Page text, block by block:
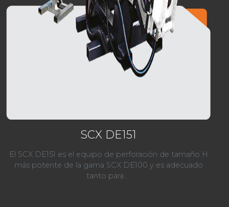
SCX DE151
El SCX DE151 es el equipo de perforación de tamaño H
más potente de la gama SCX DE100 y es adecuado
tanto para ...